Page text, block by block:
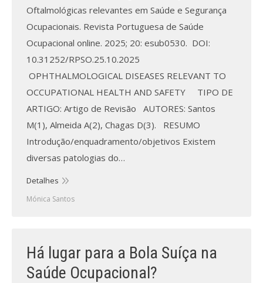
Oftalmológicas relevantes em Saúde e Segurança
Ocupacionais. Revista Portuguesa de Saúde
Ocupacional online. 2025; 20: esub0530. DOI:
10.31252/RPSO.25.10.2025
OPHTHALMOLOGICAL DISEASES RELEVANT TO
OCCUPATIONAL HEALTH AND SAFETY TIPO DE
ARTIGO: Artigo de Revisão AUTORES: Santos
M(1), Almeida A(2), Chagas D(3). RESUMO
Introdução/enquadramento/objetivos Existem
diversas patologias do…
Detalhes
Mónica Santos
Há lugar para a Bola Suíça na
Saúde Ocupacional?